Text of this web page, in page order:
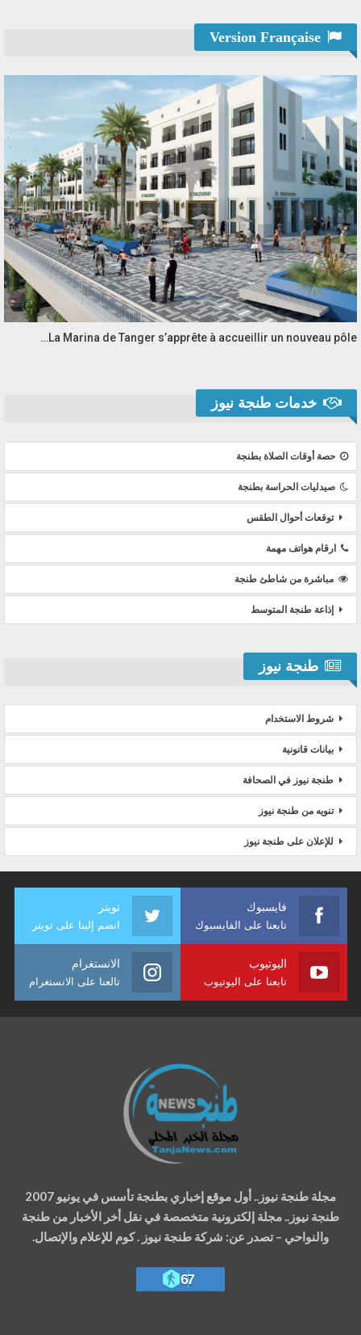
La Marina de Tanger s’apprête à accueillir un nouveau pôle…
خدمات طنجة نيوز
حصة أوقات الصلاة بطنجة
صيدليات الحراسة بطنجة
توقعات أحوال الطقس
ارقام هواتف مهمة
مباشرة من شاطئ طنجة
إذاعة طنجة المتوسط
طنجة نيوز
شروط الاستخدام
بيانات قانونية
طنجة نيوز في الصحافة
تنويه من طنجة نيوز
للإعلان على طنجة نيوز
فايسبوك
تابعنا على الفايسبوك
تويتر
انضم إلينا على تويتر
اليوتيوب
تابعنا على اليوتيوب
الانستغرام
تالعنا على الانستغرام
مجلة طنجة نيوز.. أول موقع إخباري بطنجة تأسس في يونيو 2007
طنجة نيوز.. مجلة إلكترونية متخصصة في نقل أخر الأخبار من طنجة
والنواحي – تصدر عن: شركة طنجة نيوز . كوم للإعلام والإتصال.
67